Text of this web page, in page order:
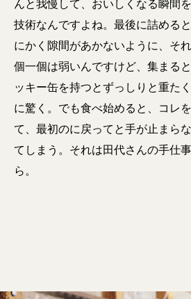
んと我慢して、おいしくなる瞬間
技術なんですよね。最後に詰める
にかく隙間があかないように、そ
個一個は弱いんですけど、集まる
ッキー缶を持つとずっしりと重た
に驚く。でも食べ始めると、コレ
て、最初のに戻ってと手が止まら
てしまう。それは田代さんの手仕
ら。